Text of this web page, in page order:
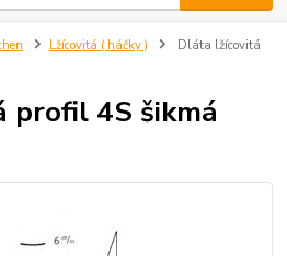
Lžícovitá ( háčky )
Dláta lžícovitá
profil 4S šikmá